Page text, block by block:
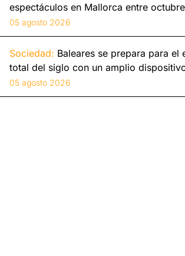
espectáculos en Mallorca entre
05 agosto 2026
Sociedad: Baleares se prepara para el
total del siglo con un amplio
05 agosto 2026